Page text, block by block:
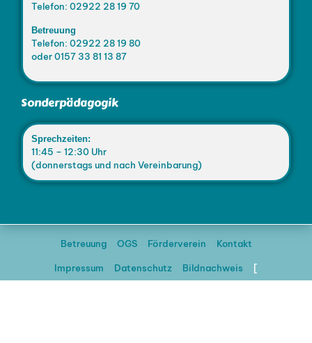
Telefon: 02922 28 19 70
Betreuung
Telefon: 02922 28 19 80
oder 0157 33 81 13 87
Sonderpädagogik
Sprechzeiten:
11:45 – 12:30 Uhr
(donnerstags und nach Vereinbarung)
Betreuung OGS Förderverein Kontakt
Impressum Datenschutz Bildnachweis [